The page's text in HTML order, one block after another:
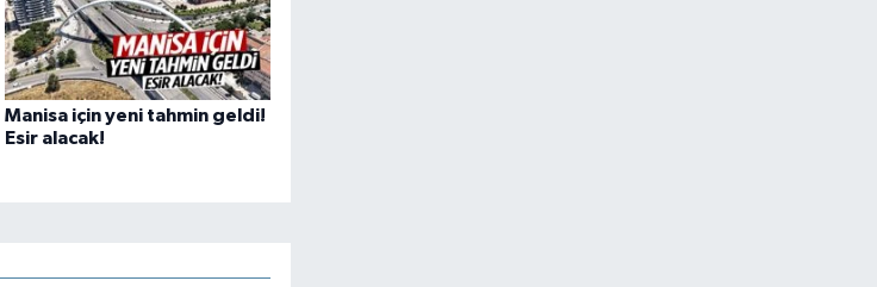
Manisa için yeni tahmin geldi!
Esir alacak!